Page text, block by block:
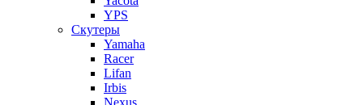
YPS
Скутеры
Yamaha
Racer
Lifan
Irbis
Nexus